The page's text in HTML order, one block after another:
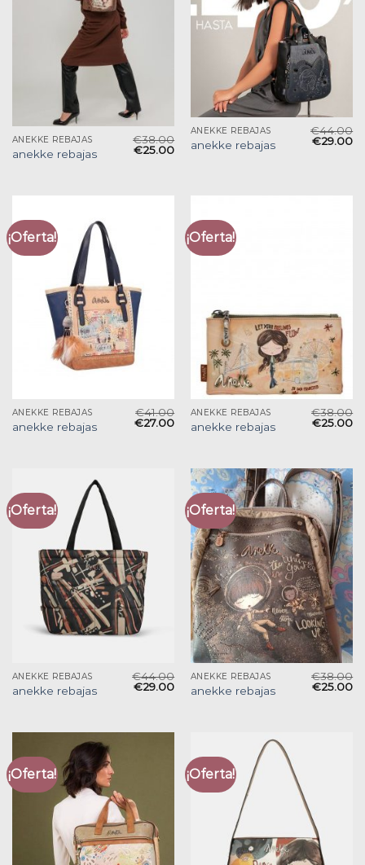
ANEKKE REBAJAS
anekke rebajas
€38.00
€25.00
ANEKKE REBAJAS
anekke rebajas
€44.00
€29.00
¡Oferta!
ANEKKE REBAJAS
anekke rebajas
€41.00
€27.00
¡Oferta!
ANEKKE REBAJAS
anekke rebajas
€38.00
€25.00
¡Oferta!
ANEKKE REBAJAS
anekke rebajas
€44.00
€29.00
¡Oferta!
ANEKKE REBAJAS
anekke rebajas
€38.00
€25.00
¡Oferta! ¡Oferta!